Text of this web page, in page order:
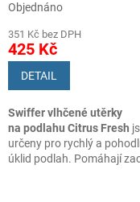
Objednáno
351 Kč bez DPH
425 Kč
DETAIL
Swiffer vlhčené utěrky
na podlahu Citrus Fresh
určeny pro rychlý a
úklid podlah. Pomáhají